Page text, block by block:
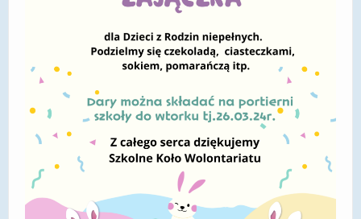
POLITYKA PRYWATNOŚCI
EGZAMIN ÓSMOKLASISTY
STANDARDY OCHRONY MAŁOLETNICH
PROJEKT ,,SZKOŁY Z JAKOŚCIĄ – ROZWÓJ
KSZTAŁCENIA OGÓLNEGO NA TERENIE MIASTA
ŻORY”
REKRUTACJA 2026/2027